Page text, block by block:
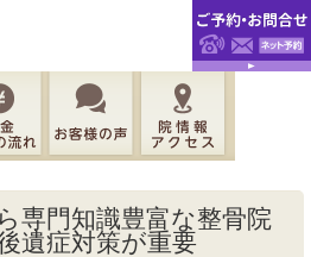
専門知識豊富な整骨院
遺症対策が重要